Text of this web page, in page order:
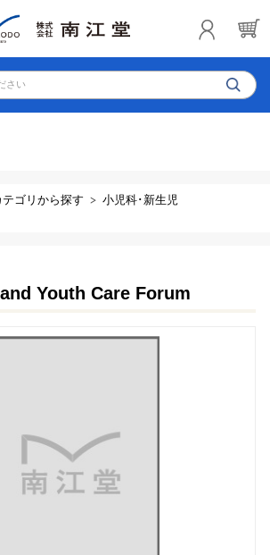
さい
テゴリから探す
小児科･新生児
Youth Care Forum